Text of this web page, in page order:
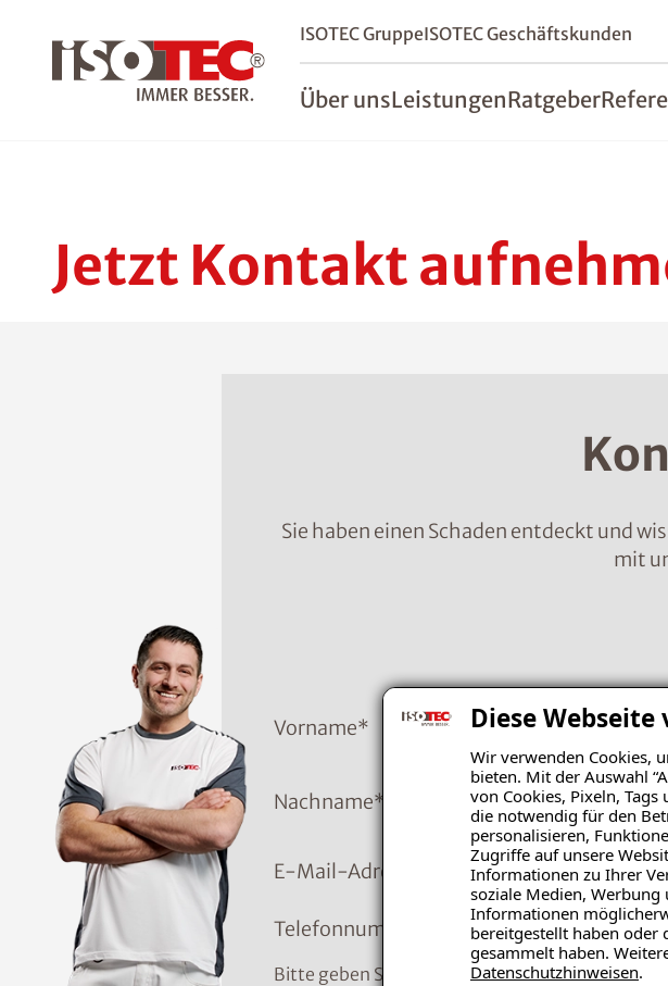
Diese
Wir verwenden Cookies,
bieten. Mit der Auswahl
von Cookies, Pixeln,
die notwendig für den
personalisieren,
Zugriffe auf unsere
Informationen zu Ihrer
soziale Medien, Werbung
Informationen
bereitgestellt haben oder
gesammelt haben.
Datenschutzhinweisen.
ISOTEC GruppeISOTEC Geschäftskunden
Über unsLeistungenRatgeber
Jetzt Kontakt
Sie haben einen Schaden entdeckt und
mit
Vorname*
Nachname*
E-Mail-Adresse
Telefonnummer
Bitte geben Sie die Telefonnummer im Format